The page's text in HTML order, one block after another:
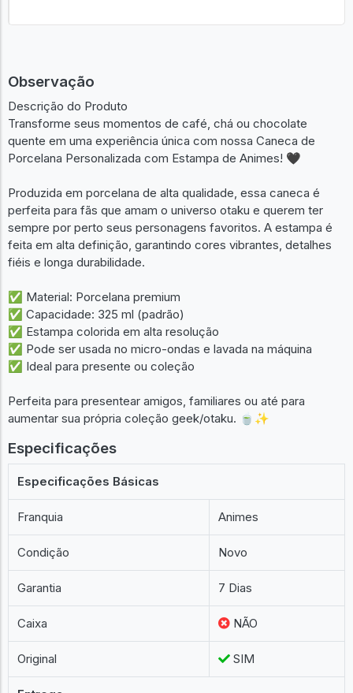
Observação
Descrição do Produto
Transforme seus momentos de café, chá ou chocolate
quente em uma experiência única com nossa Caneca de
Porcelana Personalizada com Estampa de Animes! 🖤
Produzida em porcelana de alta qualidade, essa caneca é
perfeita para fãs que amam o universo otaku e querem ter
sempre por perto seus personagens favoritos. A estampa é
feita em alta definição, garantindo cores vibrantes, detalhes
fiéis e longa durabilidade.
✅ Material: Porcelana premium
✅ Capacidade: 325 ml (padrão)
✅ Estampa colorida em alta resolução
✅ Pode ser usada no micro-ondas e lavada na máquina
✅ Ideal para presente ou coleção
Perfeita para presentear amigos, familiares ou até para
aumentar sua própria coleção geek/otaku. 🍵✨
Especificações
Especificações Básicas
Franquia Animes
Condição Novo
Garantia 7 Dias
Caixa NÃO
Original SIM